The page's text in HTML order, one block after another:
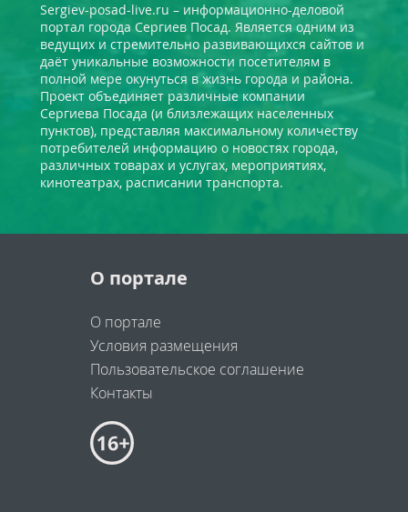
Sergiev-posad-live.ru – информационно-деловой
портал города Сергиев Посад. Является одним из
ведущих и стремительно развивающихся сайтов и
даёт уникальные возможности посетителям в
полной мере окунуться в жизнь города и района.
Проект объединяет различные компании
Сергиева Посада (и близлежащих населенных
пунктов), представляя максимальному количеству
потребителей информацию о новостях города,
различных товарах и услугах, мероприятиях,
кинотеатрах, расписании транспорта.
О портале
О портале
Условия размещения
Пользовательское соглашение
Контакты